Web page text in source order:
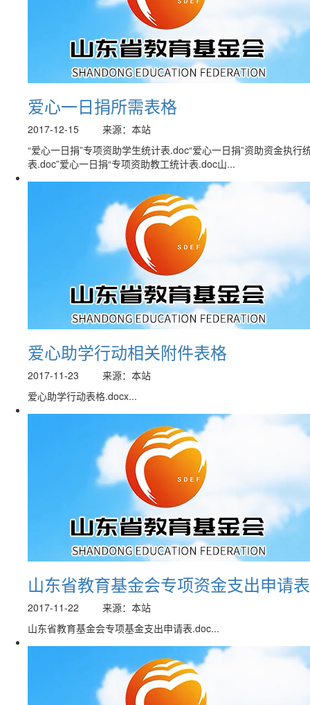
爱心一日捐所需表格
2017-12-15
来源：本站
“爱心一日捐”专项资助学生统计表.doc“爱心一日捐”资助资金执
表.doc”爱心一日捐“专项资助教工统计表.doc山...
爱心助学行动相关附件表格
2017-11-23
来源：本站
爱心助学行动表格.docx...
山东省教育基金会专项资金支出申请表
2017-11-22
来源：本站
山东省教育基金会专项基金支出申请表.doc...